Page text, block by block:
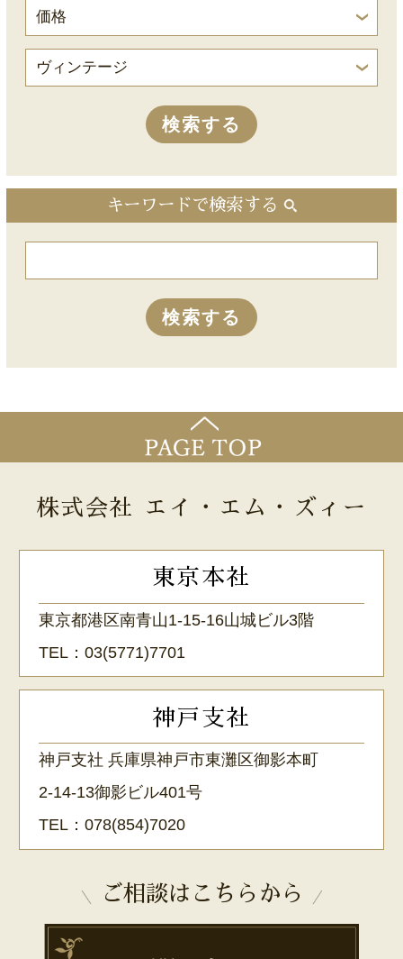
キーワードで検索する
株式会社 エイ・エム・ズィー
東京本社
東京都港区南青山1-15-16山城ビル3階
TEL：03(5771)7701
神戸支社
神戸支社 兵庫県神戸市東灘区御影本町
2-14-13御影ビル401号
TEL：078(854)7020
ご相談はこちらから